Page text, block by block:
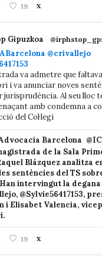
19 X
Gipuzkoa
@crivallejo
va admetre que
i va anunciar noves
jurisprudència. Al seu lloc
amb condemna a
del Col·legi
Barcelona
de la Sala
Blázquez analitza
sentències del TS
intervingut la
@Sylvie56417153,
i Elisabet Valencia,
19 X